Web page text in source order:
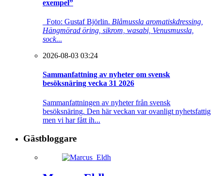
exempel”
Foto: Gustaf Björlin. Blåmussla aromatiskdressing,
Hängmörad öring, sikrom, wasabi, Venusmussla,
sock...
2026-08-03 03:24
Sammanfattning av nyheter om svensk
besöksnäring vecka 31 2026
Sammanfattningen av nyheter från svensk
besöksnäring. Den här veckan var ovanligt nyhetsfattig
men vi har fått ih...
Gästbloggare